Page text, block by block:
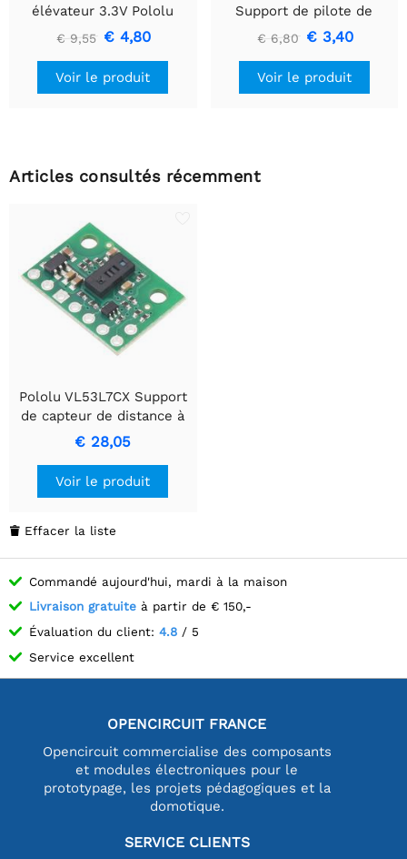
élévateur 3.3V Pololu
U1V10F3
€ 9,55 € 4,80
Voir le produit
Support de pilote de
moteur CC à balais simple
€ 6,80 € 3,40
Voir le produit
Articles consultés récemment
Pololu VL53L7CX Support
de capteur de distance à
champ de vision large 8 ×
8 zones avec régulateur
de tension, 350 cm
maximum
€ 28,05
Voir le produit
 Effacer la liste
Commandé aujourd'hui, mardi à la maison
Livraison gratuite à partir de € 150,-
Évaluation du client: 4.8 / 5
Service excellent
OPENCIRCUIT FRANCE
Opencircuit commercialise des composants
et modules électroniques pour le
prototypage, les projets pédagogiques et la
domotique.
SERVICE CLIENTS